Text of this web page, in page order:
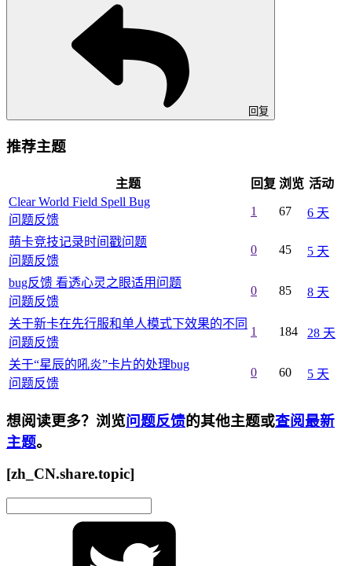
回复
推荐主题
主题 回复 浏览 活动
Clear World Field Spell Bug
问题反馈
1 67 6 天
萌卡竞技记录时间戳问题
问题反馈
0 45 5 天
bug反馈 看透心灵之眼适用问题
问题反馈
0 85 8 天
关于新卡在先行服和单人模式下效果的不同
问题反馈
1 184 28 天
关于“星辰的吼炎”卡片的处理bug
问题反馈
0 60 5 天
想阅读更多？浏览问题反馈的其他主题或查阅最新
主题。
[zh_CN.share.topic]